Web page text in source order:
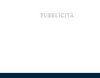
PUBBLICITÀ